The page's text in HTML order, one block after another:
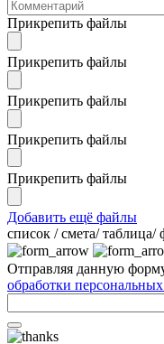
Прикрепить файлы
Прикрепить файлы
Прикрепить файлы
Прикрепить файлы
Прикрепить файлы
Добавить ещё файлы
cписок / смета/ таблица/
Отправляя данную
обработки